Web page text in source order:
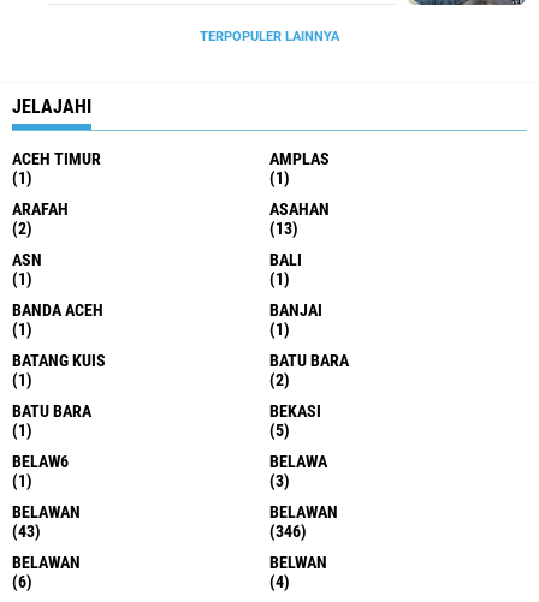
TERPOPULER LAINNYA
JELAJAHI
ACEH TIMUR
(1)
AMPLAS
(1)
ARAFAH
(2)
ASAHAN
(13)
ASN
(1)
BALI
(1)
BANDA ACEH
(1)
BANJAI
(1)
BATANG KUIS
(1)
BATU BARA
(2)
BATU BARA
(1)
BEKASI
(5)
BELAW6
(1)
BELAWA
(3)
BELAWAN
(43)
BELAWAN
(346)
BELAWAN
(6)
BELWAN
(4)